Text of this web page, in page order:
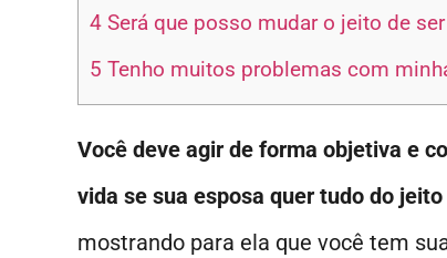
4 Será que posso mudar o jeito de
5 Tenho muitos problemas com
Você deve agir de forma objetiva e
vida se sua esposa quer tudo do jeito
mostrando para ela que você tem